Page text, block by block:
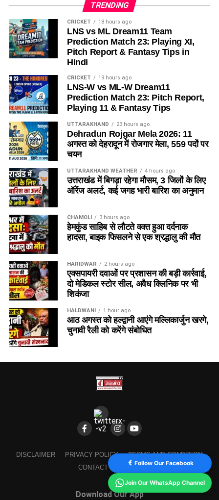
TRENDING
CRICKET 18 hours ago
LNS vs ML Dream11 Team
Prediction Match 23: Playing XI,
Pitch Report & Fantasy Tips in
Hindi
CRICKET 19 hours ago
LNS-W vs ML-W Dream11
Prediction Match 23: Pitch Report,
Playing 11 & Fantasy Tips
UTTARAKHAND 23 hours ago
Dehradun Rojgar Mela 2026: 11
अगस्त को देहरादून में रोजगार मेला, 559 पदों पर
चयन
UTTARAKHAND WEATHER 4 hours ago
उत्तराखंड में बिगड़ा रहेगा मौसम, 3 जिलों के लिए
ऑरेंज अलर्ट, कई जगह भारी बारिश का अनुमान
CHAMOLI 3 hours ago
हेमकुंड साहिब से लौटते वक्त हुआ दर्दनाक
हादसा, बाइक फिसलने से एक श्रद्धालु की मौत
HARIDWAR 2 hours ago
एक्सपायरी दवाओं पर प्रशासन की बड़ी कार्रवाई,
दो मेडिकल स्टोर सील, अवैध क्लिनिक पर भी
शिकंजा
HALDWANI 1 hour ago
आठ अगस्त को हल्द्वानी आएंगे मल्लिकार्जुन खरगे,
चुनावी रैली को करेंगे संबोधित
DISCLAIMER PRIVACY POLICY
TERMS AND CONDITION
CONTACT
ABOUT US
Download Our App
Follow Our Facebook
Join Our WhatsApp Channel